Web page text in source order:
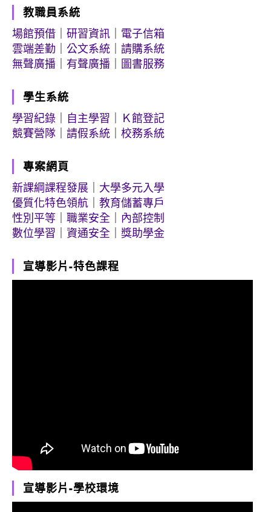
教職員系統
場館預借
研習資訊
電子信箱
雲端差勤
公文系統
請購系統
無聲廣播
有聲廣播 圖書服務
學生系統
學習紀錄
自主學習
Ｋ館登記
競賽營隊
請假系統 校務系統
專案網頁
新課綱課程發展
大學多元入學
優質化特色領航
教育儲蓄專戶
性別平等
職業安全
內部控制
數位學習
資通安全 獎助學金
宣導影片-特色課程
宣導影片-學校環境